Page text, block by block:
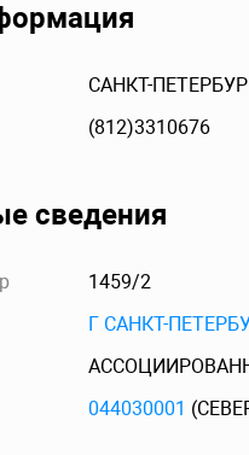
САНКТ-
(812)3310676
сведения
1459/2
Г САНКТ-
044030001